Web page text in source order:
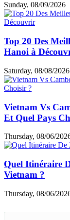
Sunday, 08/09/2026
Top 20 Des
Hanoi à
Saturday, 08/08/2026
Vietnam Vs
Et Quel Pays
Thursday, 08/06/
Quel Itinéraire
Vietnam ?
Thursday, 08/06/